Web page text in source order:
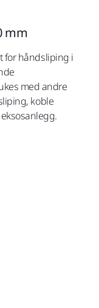
mm
for håndsliping i
med andre
koble